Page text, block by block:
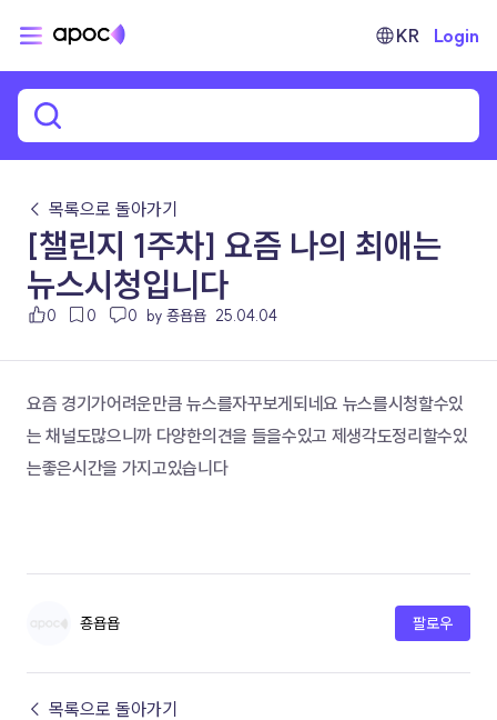
KR Login
← 목록으로 돌아가기
[챌린지 1주차] 요즘 나의 최애는
뉴스시청입니다
0 0 0 by 죵욥욥 25.04.04
요즘 경기가어려운만큼 뉴스를자꾸보게되네요 뉴스를시청할수있
는 채널도많으니까 다양한의견을 들을수있고 제생각도정리할수있
는좋은시간을 가지고있습니다
죵욥욥 팔로우
← 목록으로 돌아가기